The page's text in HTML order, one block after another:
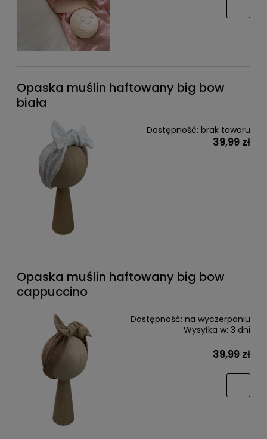
Opaska muślin haftowany big bow
biała
Dostępność: brak towaru
39,99 zł
Opaska muślin haftowany big bow
cappuccino
Dostępność: na wyczerpaniu
Wysyłka w: 3 dni
39,99 zł